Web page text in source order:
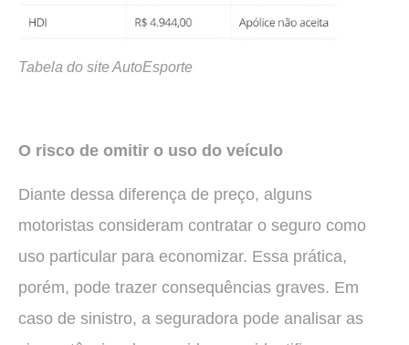
Tabela do site AutoEsporte
O risco de omitir o uso do veículo
Diante dessa diferença de preço, alguns
motoristas consideram contratar o seguro como
uso particular para economizar. Essa prática,
porém, pode trazer consequências graves. Em
caso de sinistro, a seguradora pode analisar as